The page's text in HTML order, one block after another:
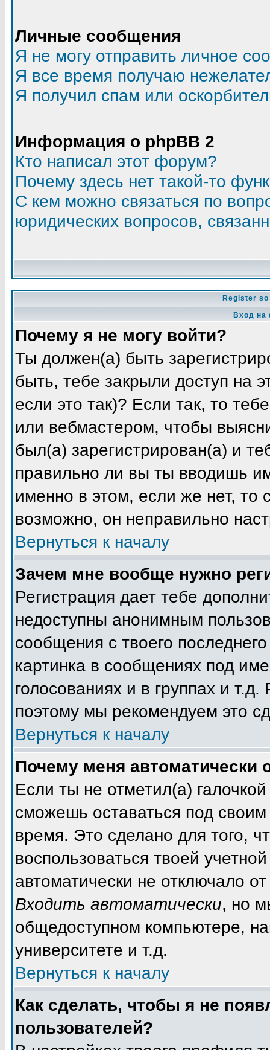
Личные сообщения
Я не могу отправить личное
Я все время получаю
Я получил спам или
Информация о phpBB 2
Кто написал этот форум?
Почему здесь нет такой-то
С кем можно связаться по
юридических вопросов,
Register
Вход на
Почему я не могу войти?
Ты должен(а) быть
быть, тебе закрыли доступ на
если это так)? Если так, то
или вебмастером, чтобы
был(а) зарегистрирован(а) и
правильно ли вы ты вводишь
именно в этом, если же нет, то
возможно, он неправильно
Вернуться к началу
Зачем мне вообще нужно
Регистрация дает тебе
недоступны анонимным
сообщения с твоего
картинка в сообщениях под
голосованиях и в группах и
поэтому мы рекомендуем это
Вернуться к началу
Почему меня автоматически
Если ты не отметил(а)
сможешь оставаться под
время. Это сделано для того,
воспользоваться твоей
автоматически не отключало
Входить автоматически, но
общедоступном компьютере,
университете и т.д.
Вернуться к началу
Как сделать, чтобы я не
пользователей?